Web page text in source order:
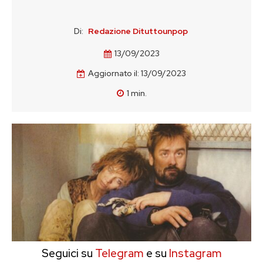
Di: Redazione Dituttounpop
13/09/2023
Aggiornato il: 13/09/2023
1 min.
Seguici su Telegram e su Instagram